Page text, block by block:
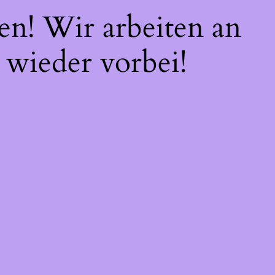
Wir arbeiten an
vorbei!